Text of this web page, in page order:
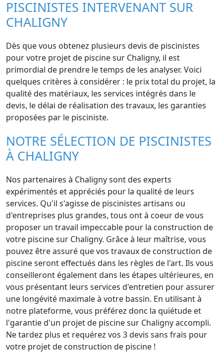
PISCINISTES INTERVENANT SUR
CHALIGNY
Dès que vous obtenez plusieurs devis de piscinistes
pour votre projet de piscine sur Chaligny, il est
primordial de prendre le temps de les analyser. Voici
quelques critères à considérer : le prix total du projet, la
qualité des matériaux, les services intégrés dans le
devis, le délai de réalisation des travaux, les garanties
proposées par le pisciniste.
NOTRE SÉLECTION DE PISCINISTES
À CHALIGNY
Nos partenaires à Chaligny sont des experts
expérimentés et appréciés pour la qualité de leurs
services. Qu'il s'agisse de piscinistes artisans ou
d'entreprises plus grandes, tous ont à coeur de vous
proposer un travail impeccable pour la construction de
votre piscine sur Chaligny. Grâce à leur maîtrise, vous
pouvez être assuré que vos travaux de construction de
piscine seront effectués dans les règles de l'art. Ils vous
conseilleront également dans les étapes ultérieures, en
vous présentant leurs services d'entretien pour assurer
une longévité maximale à votre bassin. En utilisant à
notre plateforme, vous préférez donc la quiétude et
l'garantie d'un projet de piscine sur Chaligny accompli.
Ne tardez plus et requérez vos 3 devis sans frais pour
votre projet de construction de piscine !